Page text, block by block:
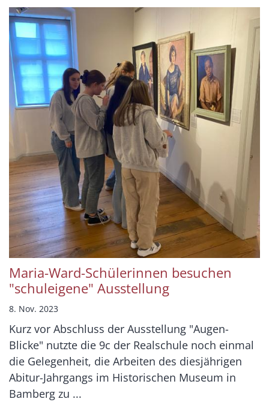
Maria-Ward-Schülerinnen besuchen
"schuleigene" Ausstellung
8. Nov. 2023
Kurz vor Abschluss der Ausstellung "Augen-
Blicke" nutzte die 9c der Realschule noch einmal
die Gelegenheit, die Arbeiten des diesjährigen
Abitur-Jahrgangs im Historischen Museum in
Bamberg zu ...